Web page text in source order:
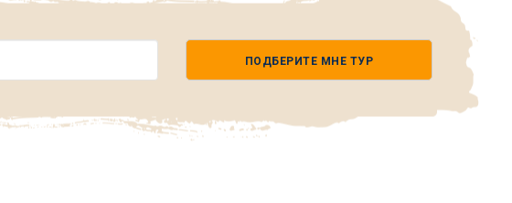
ПОДБЕРИТЕ МНЕ ТУР